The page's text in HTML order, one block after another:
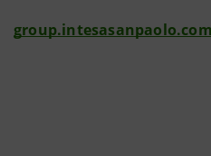
group.intesasanpaolo.com